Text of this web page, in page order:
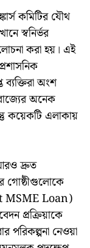
কমিটির যৌথ
স্বনির্ভর
করা হয়। এই
ব্যক্তিরা অংশ
অনেক
কয়েকটি এলাকায়
দ্রুত
গোষ্ঠীগুলোকে
Loan)
প্রক্রিয়াকে
নেওয়া